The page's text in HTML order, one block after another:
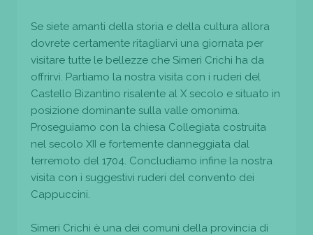
Se siete amanti della storia e della cultura allora
dovrete certamente ritagliarvi una giornata per
visitare tutte le bellezze che Simeri Crichi ha da
offrirvi. Partiamo la nostra visita con i ruderi del
Castello Bizantino risalente al X secolo e situato in
posizione dominante sulla valle omonima.
Proseguiamo con la chiesa Collegiata costruita
nel secolo XII e fortemente danneggiata dal
terremoto del 1704. Concludiamo infine la nostra
visita con i suggestivi ruderi del convento dei
Cappuccini.
Simeri Crichi è una dei comuni della provincia di